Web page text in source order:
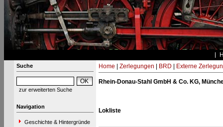
Suche
zur erweiterten Suche
Navigation
Geschichte & Hintergründe
Home Zerlegungen BRD Externe
Rhein-Donau-Stahl GmbH & Co. KG,
Lokliste